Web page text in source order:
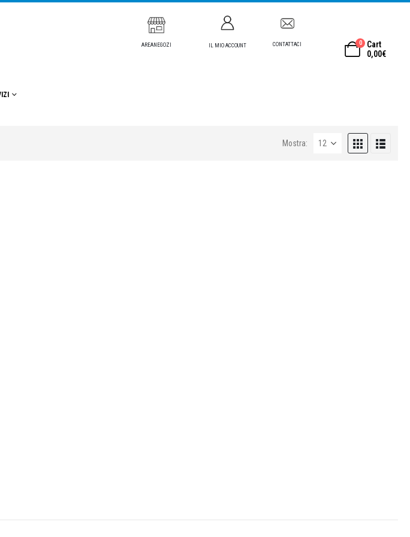
AREANEGOZI IL MIO ACCOUNT CONTATTACI 0
Cart
0,00€
Mostra: